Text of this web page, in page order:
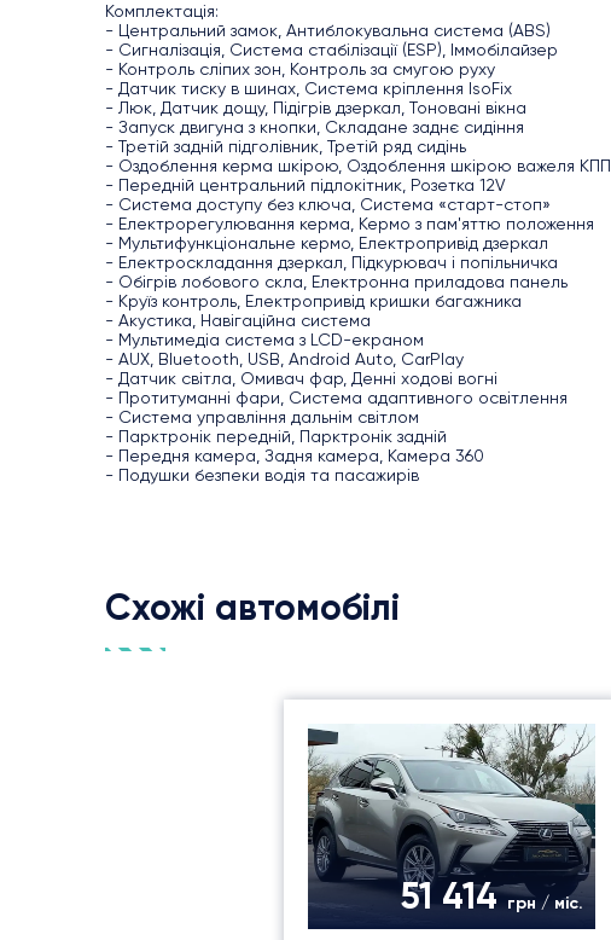
Комплектація:
- Центральний замок, Антиблокувальна система (ABS)
- Сигналізація, Система стабілізації (ESP), Іммобілайзер
- Контроль сліпих зон, Контроль за смугою руху
- Датчик тиску в шинах, Система кріплення IsoFix
- Люк, Датчик дощу, Підігрів дзеркал, Тоновані вікна
- Запуск двигуна з кнопки, Складане заднє сидіння
- Третій задній підголівник, Третій ряд сидінь
- Оздоблення керма шкірою, Оздоблення шкірою важеля КПП
- Передній центральний підлокітник, Розетка 12V
- Система доступу без ключа, Система «старт-стоп»
- Електрорегулювання керма, Кермо з пам'яттю положення
- Мультифункціональне кермо, Електропривід дзеркал
- Електроскладання дзеркал, Підкурювач і попільничка
- Обігрів лобового скла, Електронна приладова панель
- Круїз контроль, Електропривід кришки багажника
- Акустика, Навігаційна система
- Мультимедіа система з LCD-екраном
- AUX, Bluetooth, USB, Android Auto, CarPlay
- Датчик світла, Омивач фар, Денні ходові вогні
- Протитуманні фари, Система адаптивного освітлення
- Система управління дальнім світлом
- Парктронік передній, Парктронік задній
- Передня камера, Задня камера, Камера 360
- Подушки безпеки водія та пасажирів
Схожі автомобілі
51 414грн / міс.